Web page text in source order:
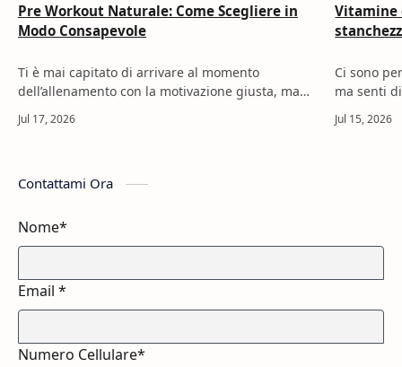
Pre Workout Naturale: Come Scegliere in
Modo Consapevole
Ti è mai capitato di arrivare al momento
dell’allenamento con la motivazione giusta, ma
con la sensazione di avere poca energia? È spesso
in quel momento che inizi a cercare un…
Vitamine
Ci sono
ma senti
alzi,
famiglia,
Contattami Ora
Nome*
Email *
Numero Cellulare*